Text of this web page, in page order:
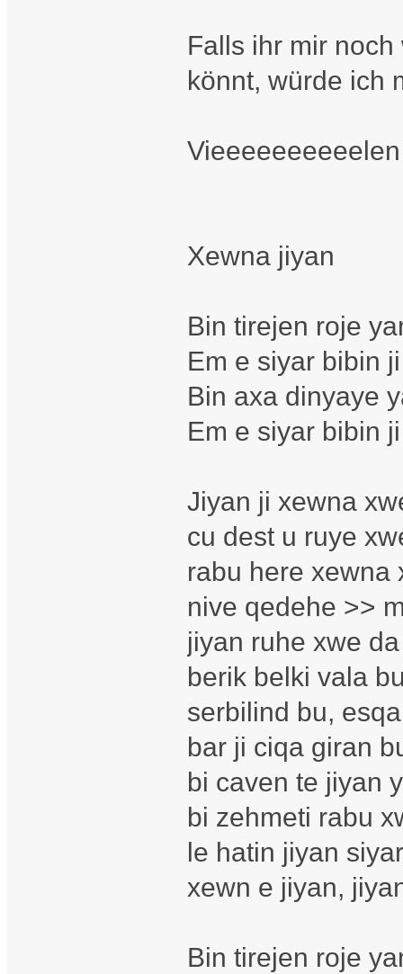
Falls ihr mir
könnt, würde
Xewna jiyan
Bin tirejen roje
Em e siyar bibin
Bin axa dinyaye
Em e siyar bibin
Jiyan ji xewna
cu dest u ruye
rabu here xewna
nive qedehe >>
jiyan ruhe xwe
berik belki vala
serbilind bu,
bar ji ciqa giran
bi caven te jiyan
bi zehmeti rabu
le hatin jiyan
xewn e jiyan,
Bin tirejen roje